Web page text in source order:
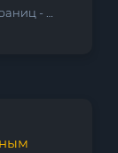
Варламов